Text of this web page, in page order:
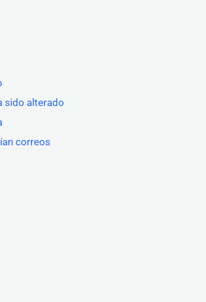
sido alterado
correos